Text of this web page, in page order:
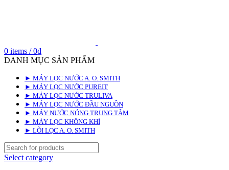
0 items / 0₫
DANH MỤC SẢN PHẨM
► MÁY LỌC NƯỚC A. O. SMITH
► MÁY LỌC NƯỚC PUREIT
► MÁY LỌC NƯỚC TRULIVA
► MÁY LỌC NƯỚC ĐẦU NGUỒN
► MÁY NƯỚC NÓNG TRUNG TÂM
► MÁY LỌC KHÔNG KHÍ
► LÕI LỌC A. O. SMITH
Select category